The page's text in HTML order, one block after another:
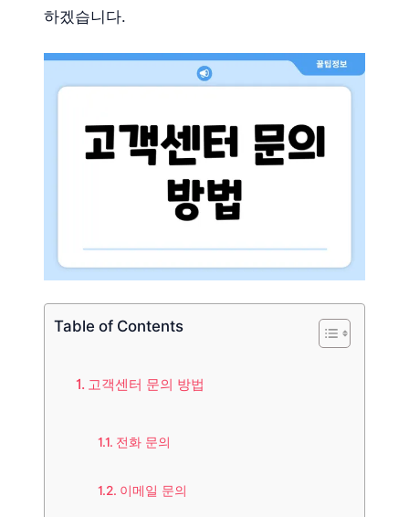
하겠습니다.
Table of Contents
고객센터 문의 방법
전화 문의
이메일 문의